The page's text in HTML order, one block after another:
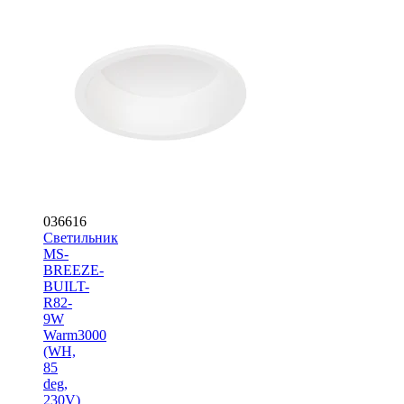
036616
Светильник
MS-
BREEZE-
BUILT-
R82-
9W
Warm3000
(WH,
85
deg,
230V)